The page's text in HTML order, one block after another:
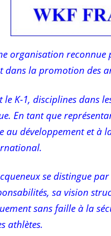
organisation reconnue
dans la promotion des
K-1, disciplines dans
En tant que
au développement et à
se distingue
sa vision
sans faille à la
athlètes.